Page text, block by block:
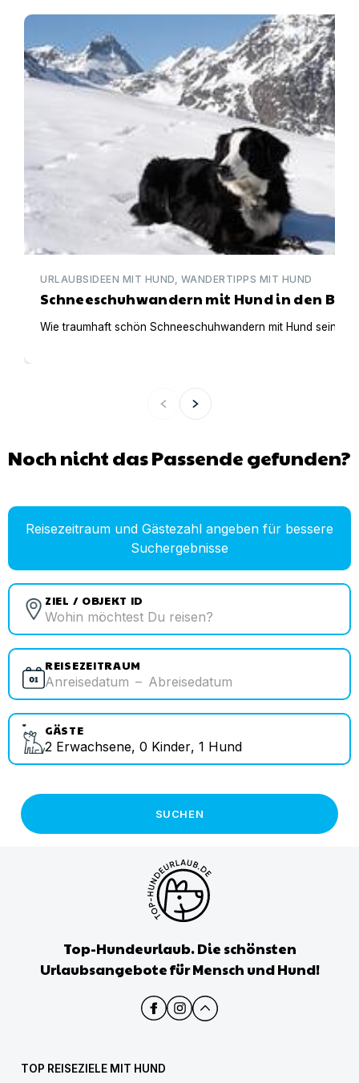
Schneeschuhwandern mit Hund in den Bergen
URLAUBSIDEEN MIT HUND, WANDERTIPPS MIT HUND
Schneeschuhwandern mit Hund in den
Wie traumhaft schön Schneeschuhwandern mit Hund sein
Noch nicht das Passende gefunden?
Reisezeitraum und Gästezahl angeben für bessere
Suchergebnisse
ZIEL / OBJEKT ID
REISEZEITRAUM
Anreisedatum – Abreisedatum
GÄSTE
2 Erwachsene, 0 Kinder, 1 Hund
SUCHEN
Top-Hundeurlaub. Die schönsten
Urlaubsangebote für Mensch und Hund!
TOP REISEZIELE MIT HUND